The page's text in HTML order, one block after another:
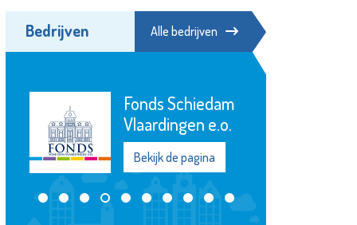
Bedrijven Alle bedrijven
Poppodium De
Kroepoekfabriek
Bekijk de pagina